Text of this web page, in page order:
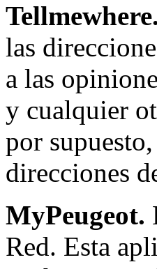
Tellmewhere.
las
a las
y cualquier
por
direcciones
MyPeugeot.
Red. Esta